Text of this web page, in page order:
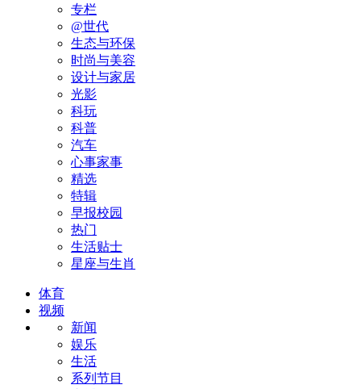
专栏
@世代
生态与环保
时尚与美容
设计与家居
光影
科玩
科普
汽车
心事家事
精选
特辑
早报校园
热门
生活贴士
星座与生肖
体育
视频
新闻
娱乐
生活
系列节目